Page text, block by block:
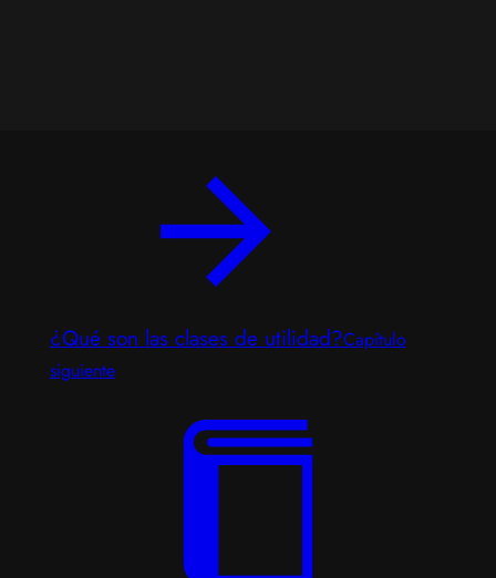
¿Qué son las clases de utilidad?Capítulo
siguiente